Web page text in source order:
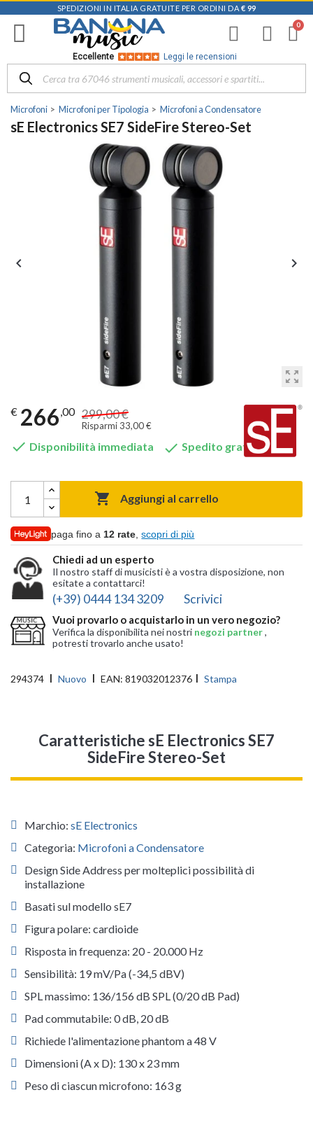
SPEDIZIONI IN ITALIA GRATUITE PER ORDINI DA € 99
Eccellente Leggi le recensioni
Microfoni Microfoni per Tipologia Microfoni a Condensatore
sE Electronics SE7 SideFire Stereo-Set
zoom_out_map
 
€ 266,00 299,00 €
Risparmi 33,00 €
 Disponibilità immediata  Spedito gratis
 Aggiungi al carrello
paga fino a 12 rate ,scopri di più
Chiedi ad un esperto
Il nostro staff di musicisti è a vostra disposizione, non
esitate a contattarci!
(+39) 0444 134 3209 Scrivici
Vuoi provarlo o acquistarlo in un vero negozio?
Verifica la disponibilita nei nostri negozi partner,
potresti trovarlo anche usato!
294374 Nuovo EAN: 819032012376 Stampa
Caratteristiche sE Electronics SE7
SideFire Stereo-Set
Marchio: sE Electronics
Categoria: Microfoni a Condensatore
Design Side Address per molteplici possibilità di
installazione
Basati sul modello sE7
Figura polare: cardioide
Risposta in frequenza: 20 - 20.000 Hz
Sensibilità: 19 mV/Pa (-34,5 dBV)
SPL massimo: 136/156 dB SPL (0/20 dB Pad)
Pad commutabile: 0 dB, 20 dB
Richiede l'alimentazione phantom a 48 V
Dimensioni (A x D): 130 x 23 mm
Peso di ciascun microfono: 163 g